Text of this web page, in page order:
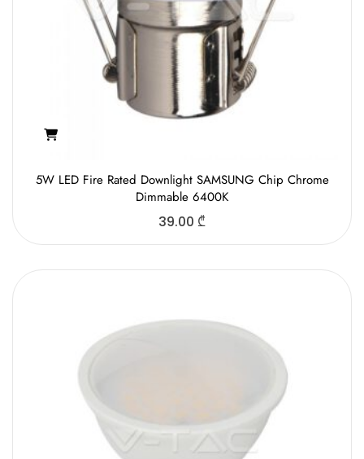
5W LED Fire Rated Downlight SAMSUNG Chip Chrome
Dimmable 6400K
39.00 ₾